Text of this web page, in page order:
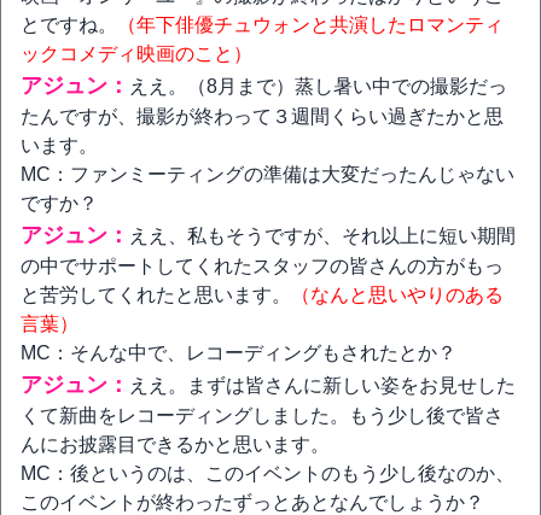
とですね。
（年下俳優チュウォンと共演したロマンティ
ックコメディ映画のこと）
アジュン： ええ。（8月まで）蒸し暑い中での撮影だっ
たんですが、撮影が終わって３週間くらい過ぎたかと思
います。
MC：ファンミーティングの準備は大変だったんじゃない
ですか？
アジュン： ええ、私もそうですが、それ以上に短い期間
の中でサポートしてくれたスタッフの皆さんの方がもっ
と苦労してくれたと思います。
（なんと思いやりのある
言葉）
MC：そんな中で、レコーディングもされたとか？
アジュン： ええ。まずは皆さんに新しい姿をお見せした
くて新曲をレコーディングしました。もう少し後で皆さ
んにお披露目できるかと思います。
MC：後というのは、このイベントのもう少し後なのか、
このイベントが終わったずっとあとなんでしょうか？